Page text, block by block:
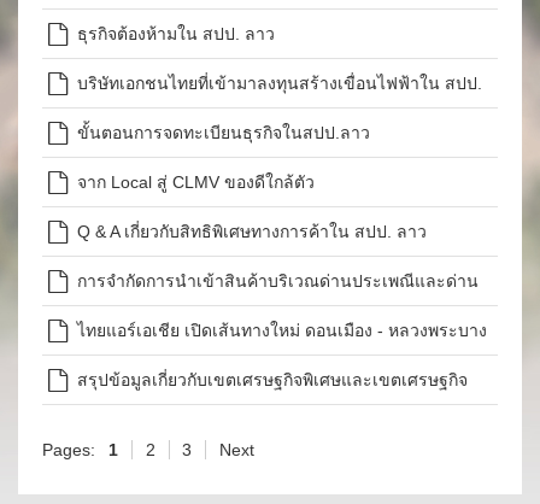
ธุรกิจต้องห้ามใน สปป. ลาว
บริษัทเอกชนไทยที่เข้ามาลงทุนสร้างเขื่อนไฟฟ้าใน สปป.
ลาว
ขั้นตอนการจดทะเบียนธุรกิจในสปป.ลาว
จาก Local สู่ CLMV ของดีใกล้ตัว
Q & A เกี่ยวกับสิทธิพิเศษทางการค้าใน สปป. ลาว
การจำกัดการนำเข้าสินค้าบริเวณด่านประเพณีและด่าน
ท้องถิ่น
ไทยแอร์เอเชีย เปิดเส้นทางใหม่ ดอนเมือง - หลวงพระบาง
รับประชาคมอาเซียน
สรุปข้อมูลเกี่ยวกับเขตเศรษฐกิจพิเศษและเขตเศรษฐกิจ
Pages:
1 2 3 Next